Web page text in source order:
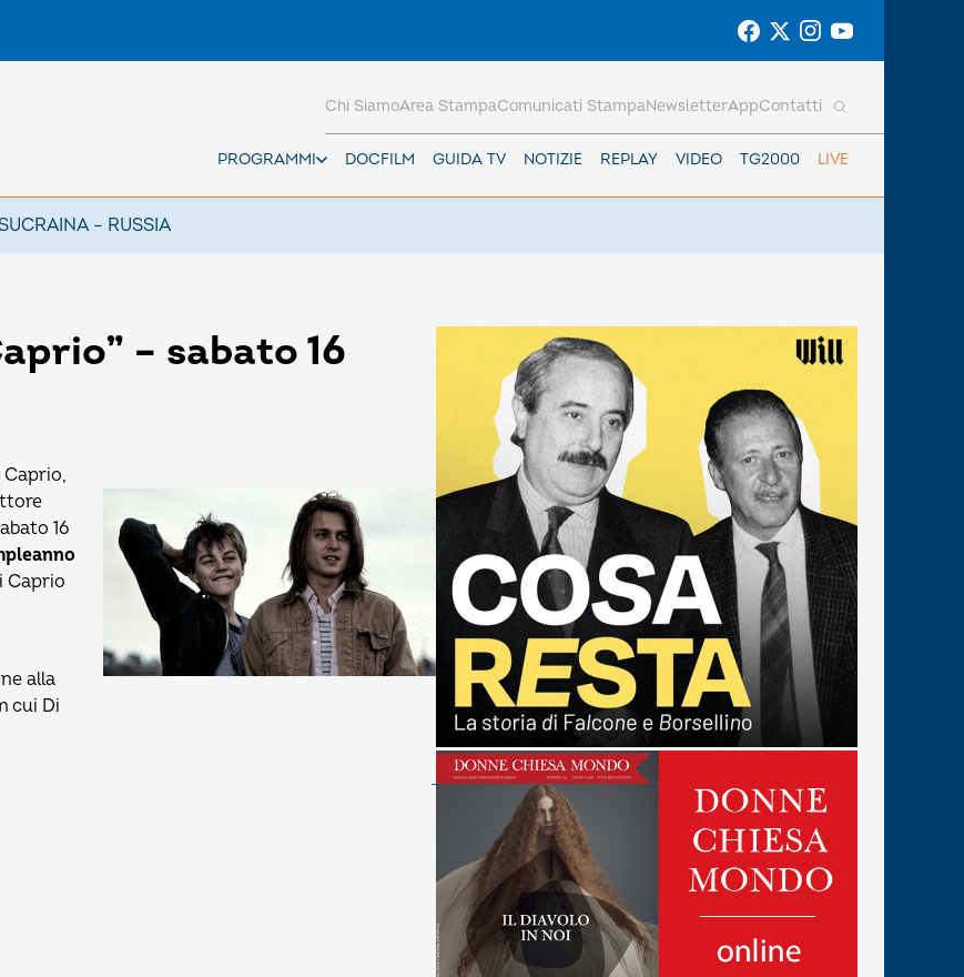
PROGRAMMI DOCFILM GUIDA TV NOTIZIE REPLAY VIDEO TG2000 LIVE
Chi SiamoArea StampaComunicati StampaNewsletterAppContatti
UCRAINA – RUSSIA
– sabato 16
Caprio,
16
Caprio
alla
cui Di